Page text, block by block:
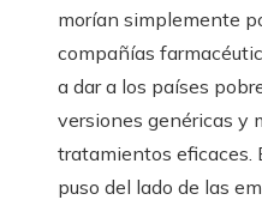
morían simplemente
compañías
a dar a los países
versiones genéricas y
tratamientos eficaces.
puso del lado de las